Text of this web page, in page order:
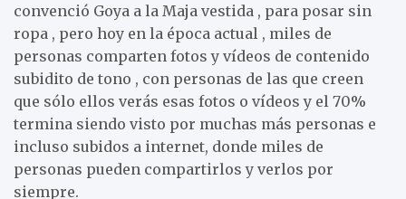
convenció Goya a la Maja vestida , para posar sin
ropa , pero hoy en la época actual , miles de
personas comparten fotos y vídeos de contenido
subidito de tono , con personas de las que creen
que sólo ellos verás esas fotos o vídeos y el 70%
termina siendo visto por muchas más personas e
incluso subidos a internet, donde miles de
personas pueden compartirlos y verlos por
siempre.